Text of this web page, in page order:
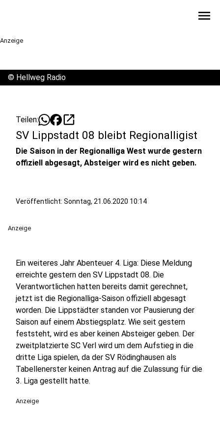
menu
Anzeige
© Hellweg Radio
Teilen: open_in_new
SV Lippstadt 08 bleibt Regionalligist
Die Saison in der Regionalliga West wurde gestern
offiziell abgesagt, Absteiger wird es nicht geben.
Veröffentlicht: Sonntag, 21.06.2020 10:14
Anzeige
Ein weiteres Jahr Abenteuer 4. Liga: Diese Meldung
erreichte gestern den SV Lippstadt 08. Die
Verantwortlichen hatten bereits damit gerechnet,
jetzt ist die Regionalliga-Saison offiziell abgesagt
worden. Die Lippstädter standen vor Pausierung der
Saison auf einem Abstiegsplatz. Wie seit gestern
feststeht, wird es aber keinen Absteiger geben. Der
zweitplatzierte SC Verl wird um dem Aufstieg in die
dritte Liga spielen, da der SV Rödinghausen als
Tabellenerster keinen Antrag auf die Zulassung für die
3. Liga gestellt hatte.
Anzeige